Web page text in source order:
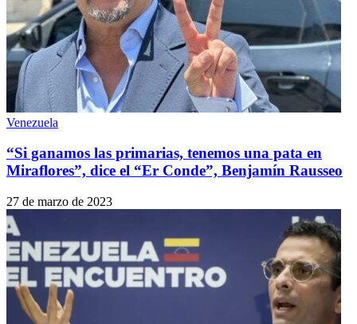
Venezuela
“Si ganamos las primarias, tenemos una pata en
Miraflores”, dice el “Er Conde”, Benjamín Rausseo
27 de marzo de 2023